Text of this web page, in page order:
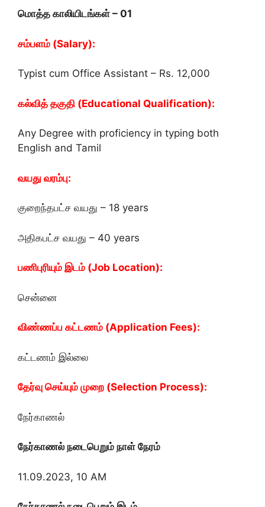
மொத்த காலியிடங்கள் – 01
சம்பளம் (Salary):
Typist cum Office Assistant – Rs. 12,000
கல்வித் தகுதி (Educational Qualification):
Any Degree with proficiency in typing both
English and Tamil
வயது வரம்பு:
குறைந்தபட்ச வயது – 18 years
அதிகபட்ச வயது – 40 years
பணிபுரியும் இடம் (Job Location):
சென்னை
விண்ணப்ப கட்டணம் (Application Fees):
கட்டணம் இல்லை
தேர்வு செய்யும் முறை (Selection Process):
நேர்காணல்
நேர்காணல் நடைபெறும் நாள் நேரம்
11.09.2023, 10 AM